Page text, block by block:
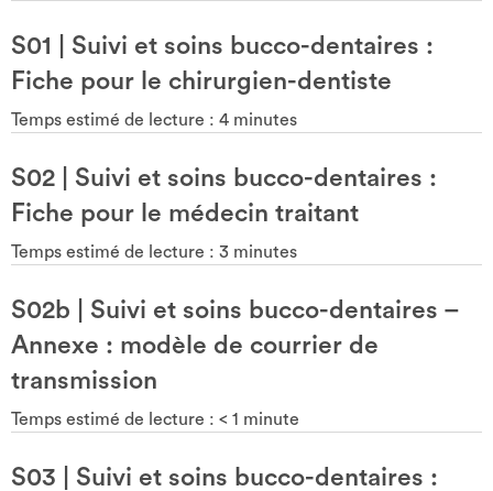
S01
Suivi et soins bucco-dentaires :
Fiche pour le chirurgien-dentiste
Temps estimé de lecture : 4 minutes
S02
Suivi et soins bucco-dentaires :
Fiche pour le médecin traitant
Temps estimé de lecture : 3 minutes
S02b
Suivi et soins bucco-dentaires –
Annexe : modèle de courrier de
transmission
Temps estimé de lecture : < 1 minute
S03
Suivi et soins bucco-dentaires :